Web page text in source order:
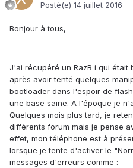
Posté(e) 14 juillet 2016
Bonjour à tous,
J'ai récupéré un RazR i qui était
après avoir tenté quelques
bootloader dans l'espoir de
une base saine. A l'époque je
Quelques mois plus tard, je
différents forum mais je pense
effet, mon téléphone est à
lorsque je tente d'activer le
messages d'erreurs comme :